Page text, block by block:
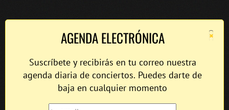
×
AGENDA ELECTRÓNICA
Suscríbete y recibirás en tu correo nuestra
agenda diaria de conciertos. Puedes darte de
baja en cualquier momento